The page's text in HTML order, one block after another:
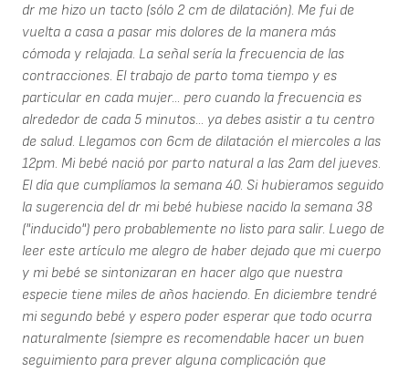
dr me hizo un tacto (sólo 2 cm de dilatación). Me fui de
vuelta a casa a pasar mis dolores de la manera más
cómoda y relajada. La señal sería la frecuencia de las
contracciones. El trabajo de parto toma tiempo y es
particular en cada mujer... pero cuando la frecuencia es
alrededor de cada 5 minutos... ya debes asistir a tu centro
de salud. Llegamos con 6cm de dilatación el miercoles a las
12pm. Mi bebé nació por parto natural a las 2am del jueves.
El día que cumplíamos la semana 40. Si hubieramos seguido
la sugerencia del dr mi bebé hubiese nacido la semana 38
("inducido") pero probablemente no listo para salir. Luego de
leer este artículo me alegro de haber dejado que mi cuerpo
y mi bebé se sintonizaran en hacer algo que nuestra
especie tiene miles de años haciendo. En diciembre tendré
mi segundo bebé y espero poder esperar que todo ocurra
naturalmente (siempre es recomendable hacer un buen
seguimiento para prever alguna complicación que